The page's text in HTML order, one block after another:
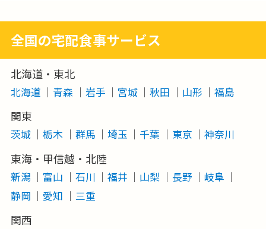
全国の宅配食事サービス
北海道・東北
北海道 青森 岩手 宮城 秋田 山形 福島
関東
茨城 栃木 群馬 埼玉 千葉 東京 神奈川
東海・甲信越・北陸
新潟 富山 石川 福井 山梨 長野
岐阜
静岡
愛知 三重
関西